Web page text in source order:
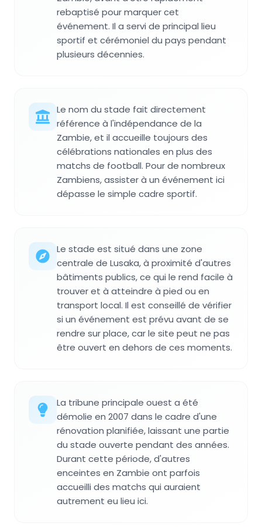
rebaptisé pour marquer cet
événement. Il a servi de principal lieu
sportif et cérémoniel du pays pendant
plusieurs décennies.
Le nom du stade fait directement
référence à l'indépendance de la
Zambie, et il accueille toujours des
célébrations nationales en plus des
matchs de football. Pour de nombreux
Zambiens, assister à un événement ici
dépasse le simple cadre sportif.
Le stade est situé dans une zone
centrale de Lusaka, à proximité d'autres
bâtiments publics, ce qui le rend facile à
trouver et à atteindre à pied ou en
transport local. Il est conseillé de vérifier
si un événement est prévu avant de se
rendre sur place, car le site peut ne pas
être ouvert en dehors de ces moments.
La tribune principale ouest a été
démolie en 2007 dans le cadre d'une
rénovation planifiée, laissant une partie
du stade ouverte pendant des années.
Durant cette période, d'autres
enceintes en Zambie ont parfois
accueilli des matchs qui auraient
autrement eu lieu ici.